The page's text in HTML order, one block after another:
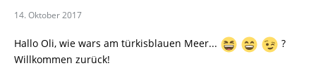
14. Oktober 2017
Hallo Oli, wie wars am türkisblauen Meer...
?
Willkommen zurück!